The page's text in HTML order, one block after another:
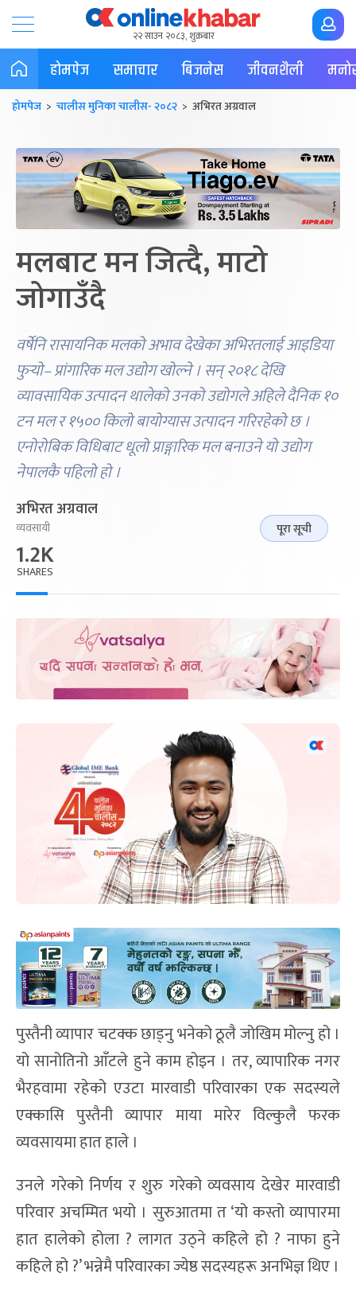
२२ साउन २०८३, शुक्रबार
होमपेज समाचार बिजनेस जीवनशैली
होमपेज > चालीस मुनिका चालीस- २०८२ > अभिरत अग्रवाल
मलबाट मन जित्दै, माटो
जोगाउँदै
वर्षेनि रासायनिक मलको अभाव देखेका अभिरतलाई आइडिया
फुर्‍यो– प्रांगारिक मल उद्योग खोल्ने । सन् २०१८ देखि
व्यावसायिक उत्पादन थालेको उनको उद्योगले अहिले दैनिक १०
टन मल र १५०० किलो बायोग्यास उत्पादन गरिरहेको छ ।
एनोरोबिक विधिबाट धूलो प्राङ्गारिक मल बनाउने यो उद्योग
नेपालकै पहिलो हो ।
अभिरत अग्रवाल
व्यवसायी पूरा सूची
1.2K
SHARES
पुस्तैनी व्यापार चटक्क छाड्नु भनेको ठूलै जोखिम मोल्नु हो ।
यो सानोतिनो आँटले हुने काम होइन । तर, व्यापारिक नगर
भैरहवामा रहेको एउटा मारवाडी परिवारका एक सदस्यले
एक्कासि पुस्तैनी व्यापार माया मारेर विल्कुलै फरक
व्यवसायमा हात हाले ।
उनले गरेको निर्णय र शुरु गरेको व्यवसाय देखेर मारवाडी
परिवार अचम्मित भयो । सुरुआतमा त ‘यो कस्तो व्यापारमा
हात हालेको होला ? लागत उठ्ने कहिले हो ? नाफा हुने
कहिले हो ?’ भन्नेमै परिवारका ज्येष्ठ सदस्यहरू अनभिज्ञ थिए ।